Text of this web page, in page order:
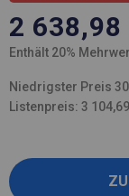
2 638,98
Enthält 20%
Niedrigster Preis
Listenpreis: 3